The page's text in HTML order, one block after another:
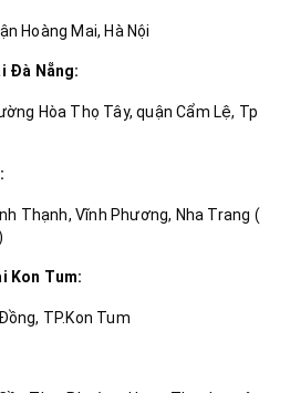
Hoàng Mai, Hà Nội
Đà Nẵng:
Hòa Thọ Tây, quận Cẩm Lệ, Tp
Thạnh, Vĩnh Phương, Nha Trang (
Kon Tum:
TP.Kon Tum